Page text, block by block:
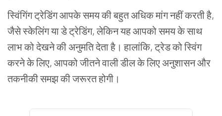
स्विंगिंग ट्रेडिंग आपके समय की बहुत अधिक मांग नहीं करती है,
जैसे स्केलिंग या डे ट्रेडिंग, लेकिन यह आपको समय के साथ
लाभ को देखने की अनुमति देता है। हालांकि, ट्रेड को स्विंग
करने के लिए, आपको जीतने वाली डील के लिए अनुशासन और
तकनीकी समझ की जरूरत होगी।